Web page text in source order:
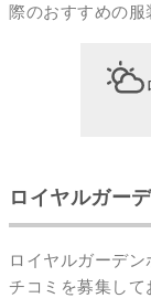
際のおすすめの服
ロイヤルガー
ロイヤルガーデ
チコミを募集し